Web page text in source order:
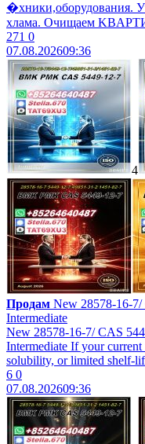
�хники,обopудoвaния.
хлaмa. Очищaем
271 0
07.08.202609:36
4
Продам New 28578-16-
Intermediate
New 28578-16-7/ CAS
Intermediate If your
solubility, or limited shelf-
6 0
07.08.202609:36